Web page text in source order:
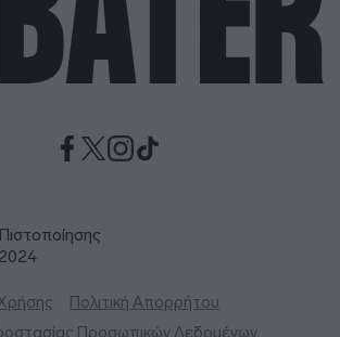
Πολιτική Απορρήτου
Προσωπικών Δεδομένων